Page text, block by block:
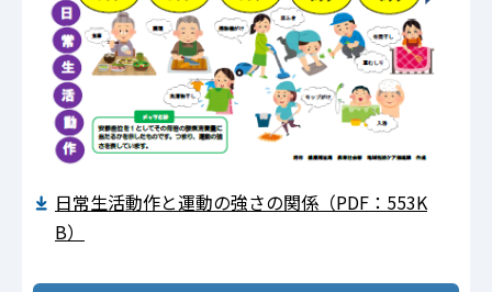
日常生活動作と運動の強さの関係（PDF：553K
B）